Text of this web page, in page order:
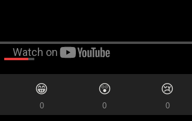
😁
0
😲
0
😢
0